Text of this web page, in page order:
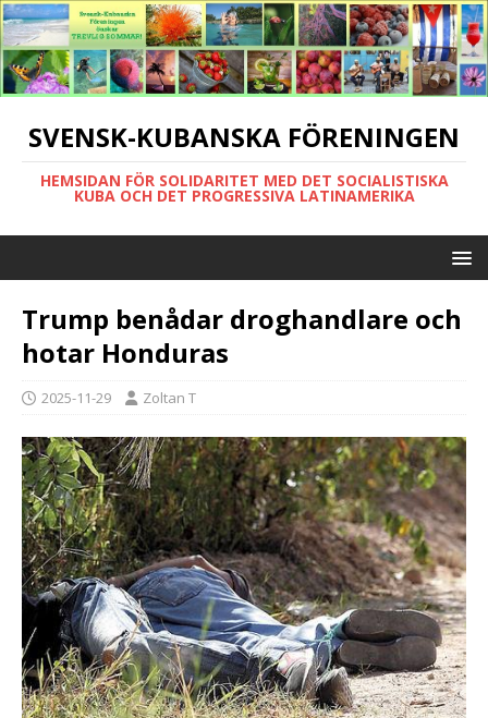
SVENSK-KUBANSKA FÖRENINGEN
HEMSIDAN FÖR SOLIDARITET MED DET SOCIALISTISKA
KUBA OCH DET PROGRESSIVA LATINAMERIKA
Trump benådar droghandlare och
hotar Honduras
2025-11-29 Zoltan T